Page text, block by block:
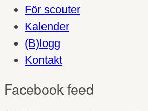
För scouter
Kalender
(B)logg
Kontakt
Facebook feed